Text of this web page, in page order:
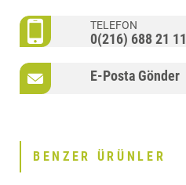
TELEFON
0(216) 688 21 11
E-Posta Gönder
BENZER ÜRÜNLER